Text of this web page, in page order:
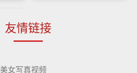
友情链接
美女写真视频